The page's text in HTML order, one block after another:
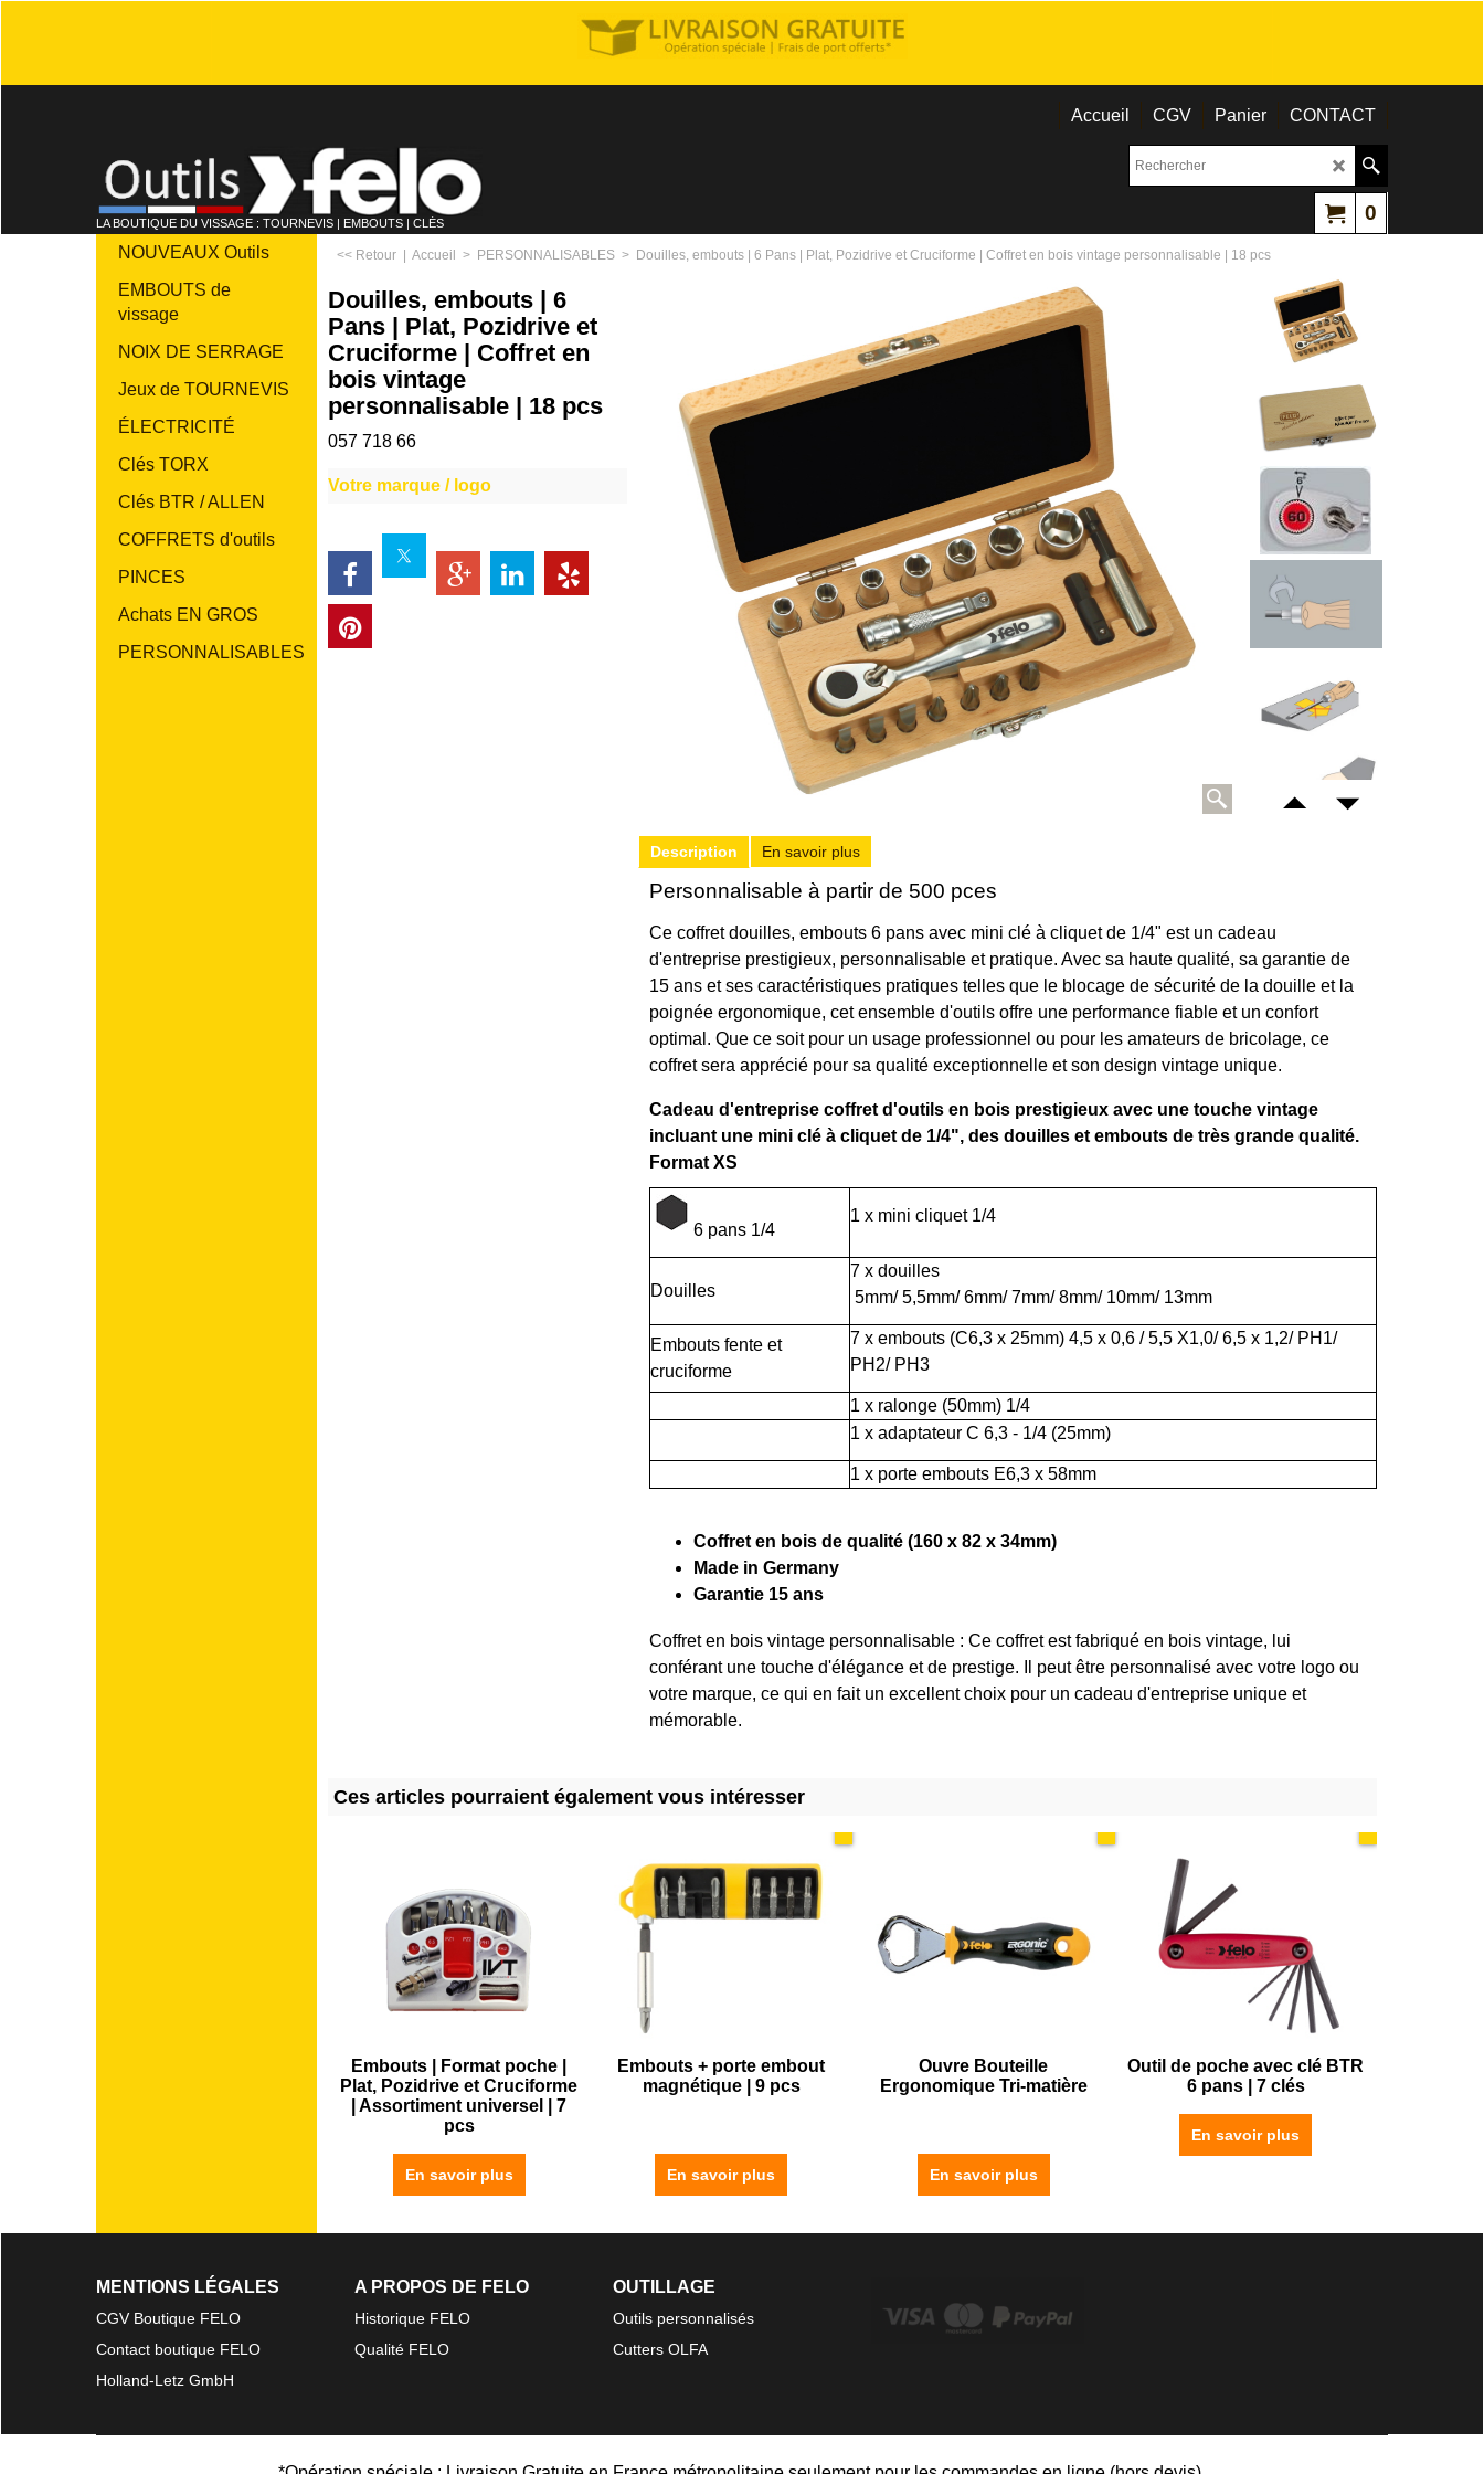
Accueil CGV Panier CONTACT
LA BOUTIQUE DU VISSAGE : TOURNEVIS | EMBOUTS | CLÉS 0
NOUVEAUX Outils
EMBOUTS de
vissage
NOIX DE SERRAGE
Jeux de TOURNEVIS
ÉLECTRICITÉ
Clés TORX
Clés BTR / ALLEN
COFFRETS d'outils
PINCES
Achats EN GROS
PERSONNALISABLES
<< Retour | Accueil > PERSONNALISABLES > Douilles, embouts | 6 Pans | Plat, Pozidrive et Cruciforme | Coffret en bois vintage personnalisable | 18 pcs
Douilles, embouts | 6
Pans | Plat, Pozidrive et
Cruciforme | Coffret en
bois vintage
personnalisable | 18 pcs
057 718 66
Votre marque / logo
Description En savoir plus
Personnalisable à partir de 500 pces
Ce coffret douilles, embouts 6 pans avec mini clé à cliquet de 1/4" est un cadeau
d'entreprise prestigieux, personnalisable et pratique. Avec sa haute qualité, sa garantie de
15 ans et ses caractéristiques pratiques telles que le blocage de sécurité de la douille et la
poignée ergonomique, cet ensemble d'outils offre une performance fiable et un confort
optimal. Que ce soit pour un usage professionnel ou pour les amateurs de bricolage, ce
coffret sera apprécié pour sa qualité exceptionnelle et son design vintage unique.
Cadeau d'entreprise coffret d'outils en bois prestigieux avec une touche vintage
incluant une mini clé à cliquet de 1/4", des douilles et embouts de très grande qualité.
Format XS
6 pans 1/4
1 x mini cliquet 1/4
Douilles
7 x douilles
5mm/ 5,5mm/ 6mm/ 7mm/ 8mm/ 10mm/ 13mm
Embouts fente et
cruciforme
7 x embouts (C6,3 x 25mm) 4,5 x 0,6 / 5,5 X1,0/ 6,5 x 1,2/ PH1/
PH2/ PH3
1 x ralonge (50mm) 1/4
1 x adaptateur C 6,3 - 1/4 (25mm)
1 x porte embouts E6,3 x 58mm
Coffret en bois de qualité (160 x 82 x 34mm)
Made in Germany
Garantie 15 ans
Coffret en bois vintage personnalisable : Ce coffret est fabriqué en bois vintage, lui
conférant une touche d'élégance et de prestige. Il peut être personnalisé avec votre logo ou
votre marque, ce qui en fait un excellent choix pour un cadeau d'entreprise unique et
mémorable.
Ces articles pourraient également vous intéresser
Embouts | Format poche |
Plat, Pozidrive et Cruciforme
| Assortiment universel | 7
pcs
En savoir plus
Embouts + porte embout
magnétique | 9 pcs
En savoir plus
Ouvre Bouteille
Ergonomique Tri-matière
En savoir plus
Outil de poche avec clé BTR
6 pans | 7 clés
En savoir plus
MENTIONS LÉGALES
CGV Boutique FELO
Contact boutique FELO
Holland-Letz GmbH
A PROPOS DE FELO
Historique FELO
Qualité FELO
OUTILLAGE
Outils personnalisés
Cutters OLFA